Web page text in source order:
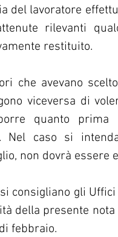
del lavoratore
rilevanti
restituito.
che avevano
viceversa di
quanto
Nel caso si
non dovrà essere
consigliano gli
della presente
febbraio.